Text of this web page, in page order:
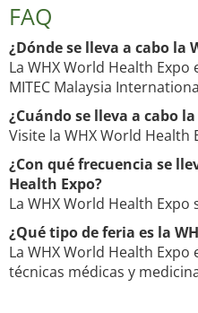
FAQ
¿Dónde se lleva a cabo la
La WHX World Health
MITEC Malaysia
¿Cuándo se lleva a cabo
Visite la WHX World Health
¿Con qué frecuencia se
Health Expo?
La WHX World Health
¿Qué tipo de feria es la
La WHX World Health
técnicas médicas y